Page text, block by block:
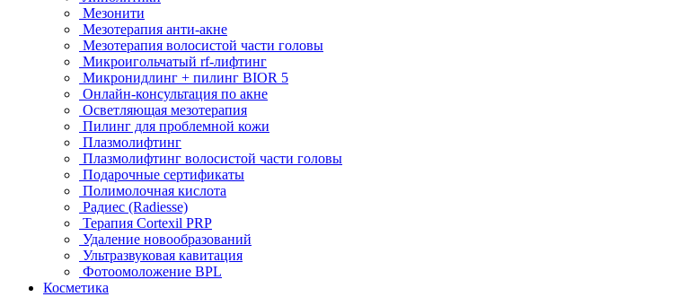
Мезонити
Мезотерапия анти-акне
Мезотерапия волосистой части головы
Микроигольчатый rf-лифтинг
Микронидлинг + пилинг BIOR 5
Онлайн-консультация по акне
Осветляющая мезотерапия
Пилинг для проблемной кожи
Плазмолифтинг
Плазмолифтинг волосистой части головы
Подарочные сертификаты
Полимолочная кислота
Радиес (Radiesse)
Терапия Cortexil PRP
Удаление новообразований
Ультразвуковая кавитация
Фотоомоложение BPL
Косметика